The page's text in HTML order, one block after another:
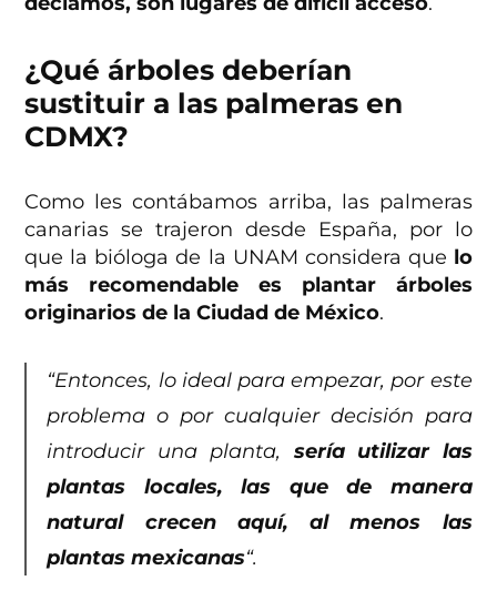
¿Qué árboles deberían
sustituir a las palmeras en
CDMX?
Como les contábamos arriba, las palmeras
canarias se trajeron desde España, por lo
que la bióloga de la UNAM considera que lo
más recomendable es plantar árboles
originarios de la Ciudad de México.
“Entonces, lo ideal para empezar, por este
problema o por cualquier decisión para
introducir una planta, sería utilizar las
plantas locales, las que de manera
natural crecen aquí, al menos las
plantas mexicanas“.